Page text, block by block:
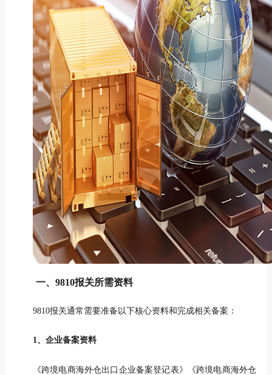
一、9810报关所需资料
9810报关通常需要准备以下核心资料和完成相关备案：
1、企业备案资料
《跨境电商海外仓出口企业备案登记表》《跨境电商海外仓